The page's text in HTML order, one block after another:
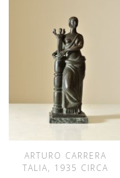
ARTURO CARRERA
TALIA, 1935 CIRCA